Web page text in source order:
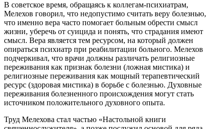
В советское время, обращаясь к коллегам-психиатрам,
Мелехов говорил, что недопустимо считать веру болезнью,
что именно вера часто помогает больным обрести смысл
жизни, уберечь от суицида и понять, что страдания имеют
смысл. Вера является тем ресурсом, на который должен
опираться психиатр при реабилитации больного. Мелехов
подчеркивал, что врачи должны различать религиозные
переживания как признак болезни (ложная мистика) и
религиозные переживания как мощный терапевтический
ресурс (здоровая мистика) в борьбе с болезнью. Духовные
переживания болезненного происхождения могут стать
источником положительного духовного опыта.
Труд Мелехова стал частью «Настольной книги